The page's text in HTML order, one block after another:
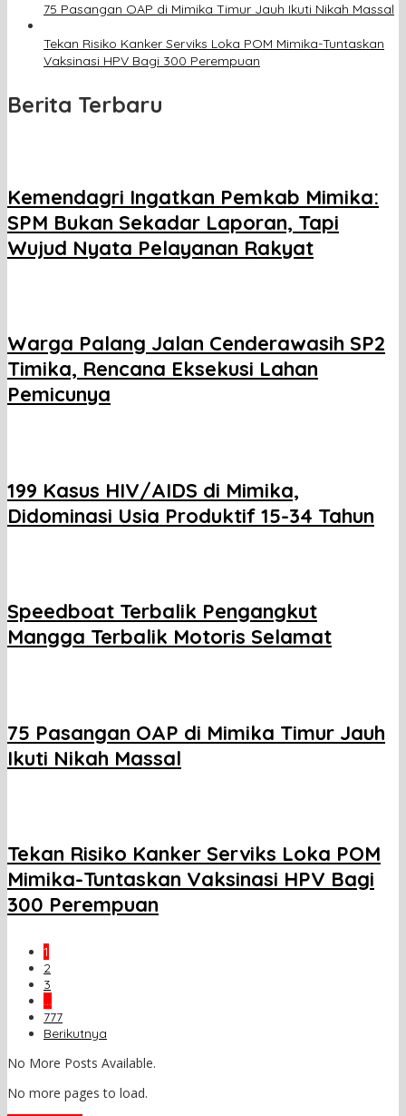
75 Pasangan OAP di Mimika Timur Jauh Ikuti Nikah Massal
Tekan Risiko Kanker Serviks Loka POM Mimika-Tuntaskan
Vaksinasi HPV Bagi 300 Perempuan
Berita Terbaru
Kemendagri Ingatkan Pemkab Mimika:
SPM Bukan Sekadar Laporan, Tapi
Wujud Nyata Pelayanan Rakyat
Warga Palang Jalan Cenderawasih SP2
Timika, Rencana Eksekusi Lahan
Pemicunya
199 Kasus HIV/AIDS di Mimika,
Didominasi Usia Produktif 15-34 Tahun
Speedboat Terbalik Pengangkut
Mangga Terbalik Motoris Selamat
75 Pasangan OAP di Mimika Timur Jauh
Ikuti Nikah Massal
Tekan Risiko Kanker Serviks Loka POM
Mimika-Tuntaskan Vaksinasi HPV Bagi
300 Perempuan
1
2
3
…
777
Berikutnya
No More Posts Available.
No more pages to load.